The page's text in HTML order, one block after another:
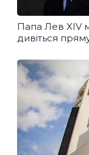
Папа Лев XIV
дивіться